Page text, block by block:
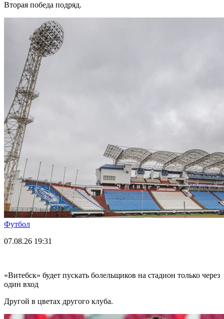
Вторая победа подряд.
Футбол
07.08.26 19:31
«Витебск» будет пускать болельщиков на стадион только через
один вход
Другой в цветах другого клуба.